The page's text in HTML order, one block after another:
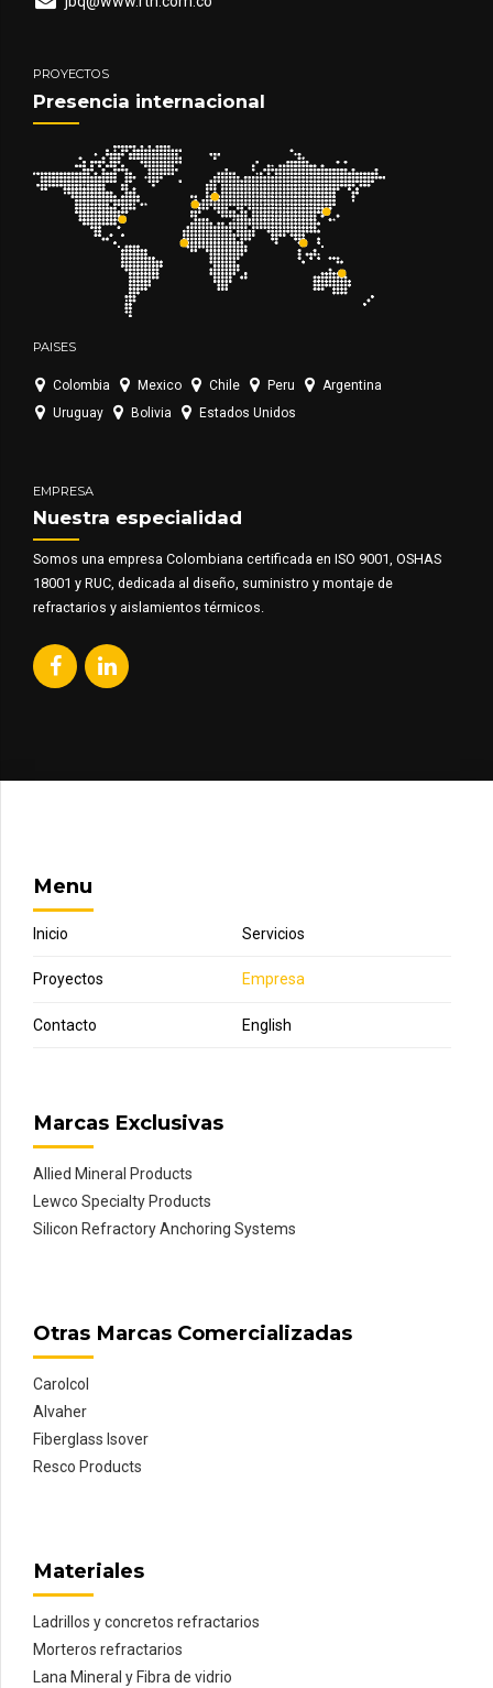
PROYECTOS
Presencia internacional
PAISES
Colombia Mexico Chile Peru
Argentina
Uruguay
Bolivia Estados Unidos
EMPRESA
Nuestra especialidad
Somos una empresa Colombiana certificada en ISO 9001, OSHAS
18001 y RUC, dedicada al diseño, suministro y montaje de
refractarios y aislamientos térmicos.
Menu
Inicio Servicios
Proyectos Empresa
Contacto English
Marcas Exclusivas
Allied Mineral Products
Lewco Specialty Products
Silicon Refractory Anchoring Systems
Otras Marcas Comercializadas
Carolcol
Alvaher
Fiberglass Isover
Resco Products
Materiales
Ladrillos y concretos refractarios
Morteros refractarios
Lana Mineral y Fibra de vidrio